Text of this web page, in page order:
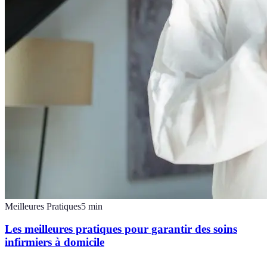
Meilleures Pratiques5 min
Les meilleures pratiques pour garantir des soins
infirmiers à domicile